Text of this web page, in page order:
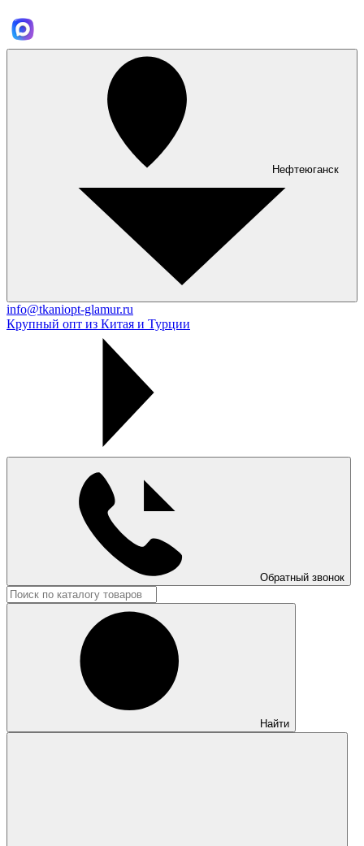
Нефтеюганск
info@tkaniopt-glamur.ru
Крупный опт из Китая и Турции
Обратный звонок
Найти